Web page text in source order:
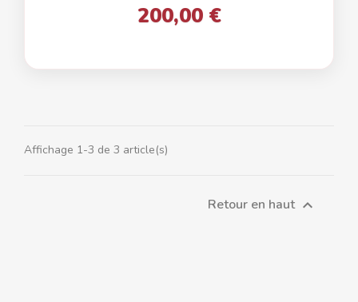
200,00 €
Affichage 1-3 de 3 article(s)
Retour en haut 